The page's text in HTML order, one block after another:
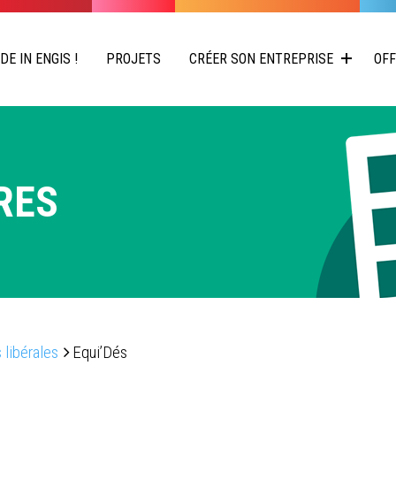
IN ENGIS ! PROJETS CRÉER SON ENTREPRISE
libérales Equi’Dés